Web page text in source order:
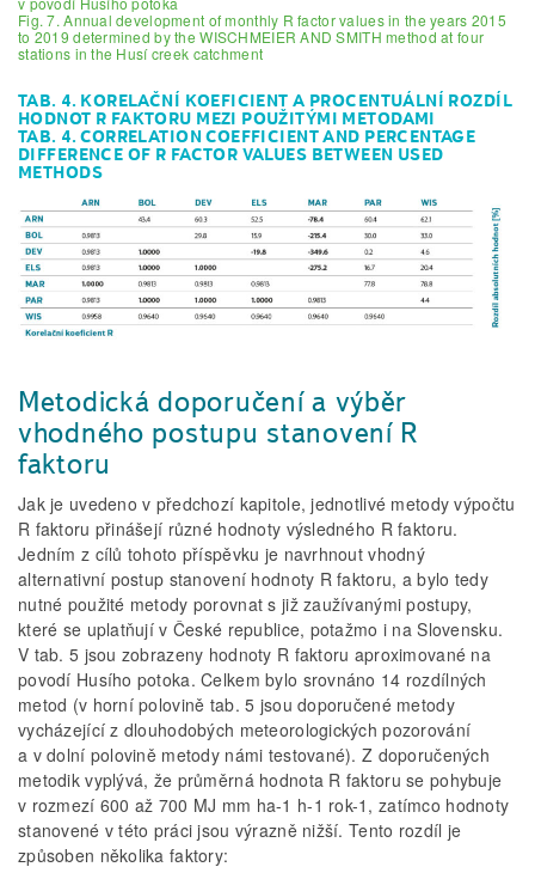
Fig. 7. Annual development of monthly R factor values in the years 2015
to 2019 determined by the WISCHMEIER AND SMITH method at four
stations in the Husí creek catchment
TAB. 4. KORELAČNÍ KOEFICIENT A PROCENTUÁLNÍ ROZDÍL
HODNOT R FAKTORU MEZI POUŽITÝMI METODAMI
TAB. 4. CORRELATION COEFFICIENT AND PERCENTAGE
DIFFERENCE OF R FACTOR VALUES BETWEEN USED
METHODS
Metodická doporučení a výběr
vhodného postupu stanovení R
faktoru
Jak je uvedeno v předchozí kapitole, jednotlivé metody výpočtu
R faktoru přinášejí různé hodnoty výsledného R faktoru.
Jedním z cílů tohoto příspěvku je navrhnout vhodný
alternativní postup stanovení hodnoty R faktoru, a bylo tedy
nutné použité metody porovnat s již zaužívanými postupy,
které se uplatňují v České republice, potažmo i na Slovensku.
V tab. 5 jsou zobrazeny hodnoty R faktoru aproximované na
povodí Husího potoka. Celkem bylo srovnáno 14 rozdílných
metod (v horní polovině tab. 5 jsou doporučené metody
vycházející z dlouhodobých meteorologických pozorování
a v dolní polovině metody námi testované). Z doporučených
metodik vyplývá, že průměrná hodnota R faktoru se pohybuje
v rozmezí 600 až 700 MJ mm ha-1 h-1 rok-1, zatímco hodnoty
stanovené v této práci jsou výrazně nižší. Tento rozdíl je
způsoben několika faktory: